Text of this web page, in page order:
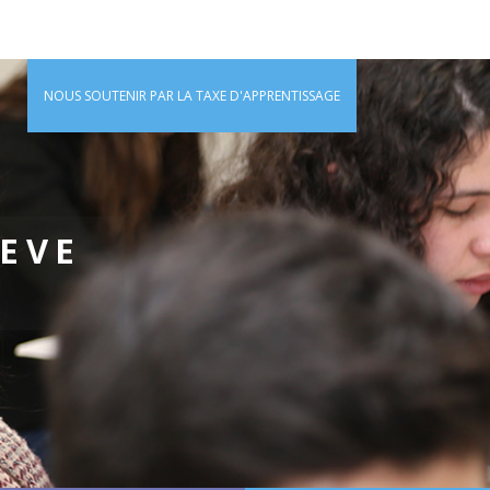
NOUS SOUTENIR PAR LA TAXE D'APPRENTISSAGE